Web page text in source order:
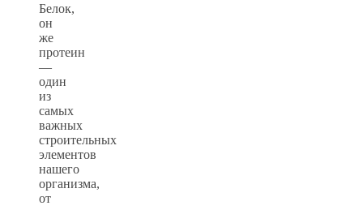
Белок,
он
же
протеин
—
один
из
самых
важных
строительных
элементов
нашего
организма,
от